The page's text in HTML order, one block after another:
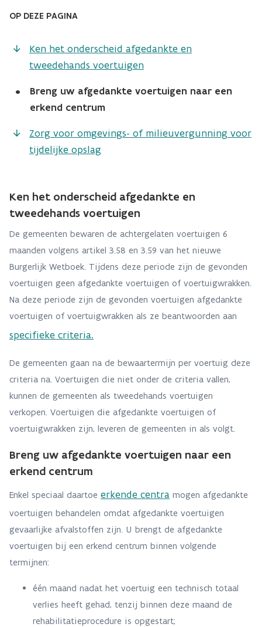
OP DEZE PAGINA
Ken het onderscheid afgedankte en
tweedehands voertuigen
•
Breng uw afgedankte voertuigen naar een
erkend centrum
Zorg voor omgevings- of milieuvergunning voor
tijdelijke opslag
Ken het onderscheid afgedankte en
tweedehands voertuigen
De gemeenten bewaren de achtergelaten voertuigen 6
maanden volgens artikel 3.58 en 3.59 van het nieuwe
Burgerlijk Wetboek. Tijdens deze periode zijn de gevonden
voertuigen geen afgedankte voertuigen of voertuigwrakken.
Na deze periode zijn de gevonden voertuigen afgedankte
voertuigen of voertuigwrakken als ze beantwoorden aan
specifieke criteria.
De gemeenten gaan na de bewaartermijn per voertuig deze
criteria na. Voertuigen die niet onder de criteria vallen,
kunnen de gemeenten als tweedehands voertuigen
verkopen. Voertuigen die afgedankte voertuigen of
voertuigwrakken zijn, leveren de gemeenten in als volgt.
Breng uw afgedankte voertuigen naar een
erkend centrum
Enkel speciaal daartoe erkende centra mogen afgedankte
voertuigen behandelen omdat afgedankte voertuigen
gevaarlijke afvalstoffen zijn. U brengt de afgedankte
voertuigen bij een erkend centrum binnen volgende
termijnen:
één maand nadat het voertuig een technisch totaal
verlies heeft gehad, tenzij binnen deze maand de
rehabilitatieprocedure is opgestart;